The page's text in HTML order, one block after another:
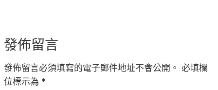
發佈留言
發佈留言必須填寫的電子郵件地址不會公開。 必填欄
位標示為 *